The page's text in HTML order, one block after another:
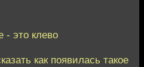
- это клево
как появилась такое